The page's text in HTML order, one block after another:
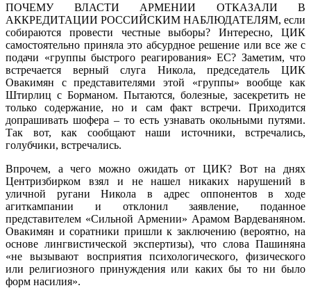
ПОЧЕМУ ВЛАСТИ АРМЕНИИ ОТКАЗАЛИ В
АККРЕДИТАЦИИ РОССИЙСКИМ НАБЛЮДАТЕЛЯМ, если
собираются провести честные выборы? Интересно, ЦИК
самостоятельно приняла это абсурдное решение или все же с
подачи «группы быстрого реагирования» ЕС? Заметим, что
встречается верный слуга Никола, председатель ЦИК
Овакимян с представителями этой «группы» вообще как
Штирлиц с Борманом. Пытаются, болезные, засекретить не
только содержание, но и сам факт встречи. Приходится
допрашивать шофера – то есть узнавать окольными путями.
Так вот, как сообщают наши источники, встречались,
голубчики, встречались.
Впрочем, а чего можно ожидать от ЦИК? Вот на днях
Центризбирком взял и не нашел никаких нарушений в
уличной ругани Никола в адрес оппонентов в ходе
агиткампании и отклонил заявление, поданное
представителем «Сильной Армении» Арамом Вардеваняном.
Овакимян и соратники пришли к заключению (вероятно, на
основе лингвистической экспертизы), что слова Пашиняна
«не вызывают восприятия психологического, физического
или религиозного принуждения или каких бы то ни было
форм насилия».